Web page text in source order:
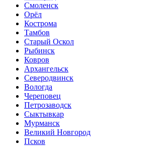
Смоленск
Орёл
Кострома
Тамбов
Старый Оскол
Рыбинск
Ковров
Архангельск
Северодвинск
Вологда
Череповец
Петрозаводск
Сыктывкар
Мурманск
Великий Новгород
Псков